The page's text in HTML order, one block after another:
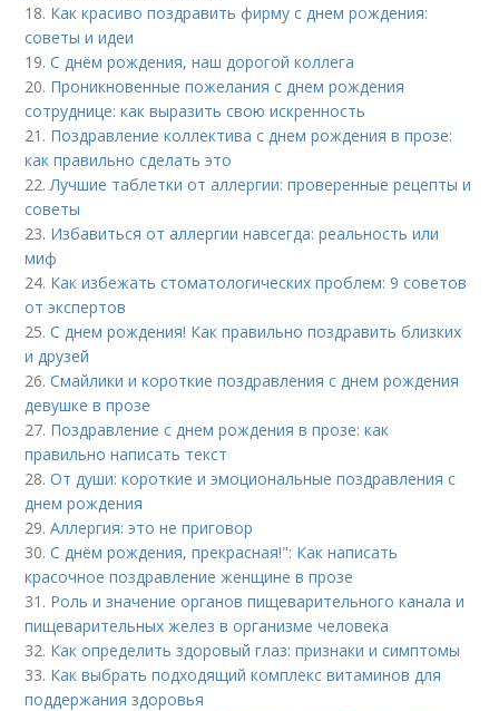
18. Как красиво поздравить фирму с днем рождения:
советы и идеи
19.С днём рождения, наш дорогой коллега
20. Проникновенные пожелания с днем рождения
сотруднице: как выразить свою искренность
21. Поздравление коллектива с днем рождения в прозе:
как правильно сделать это
22.Лучшие таблетки от аллергии: проверенные рецепты и
советы
23. Избавиться от аллергии навсегда: реальность или
миф
24. Как избежать стоматологических проблем: 9 советов
от экспертов
25.С днем рождения! Как правильно поздравить близких
и друзей
26.Смайлики и короткие поздравления с днем рождения
девушке в прозе
27. Поздравление с днем рождения в прозе: как
правильно написать текст
28.От души: короткие и эмоциональные поздравления с
днем рождения
29.Аллергия: это не приговор
30.С днём рождения, прекрасная!": Как написать
красочное поздравление женщине в прозе
31. Роль и значение органов пищеварительного канала и
пищеварительных желез в организме человека
32. Как определить здоровый глаз: признаки и симптомы
33. Как выбрать подходящий комплекс витаминов для
поддержания здоровья